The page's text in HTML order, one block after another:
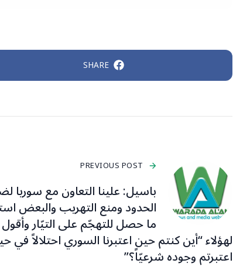
SHARE
PREVIOUS POST
باسيل: علينا التعاون مع سوريا
الحدود ومنع التهريب والبعض
ما حصل للتهجّم على التيّار وأقول
لهؤلاء “أين كنتم حين اعتبرنا السوري احتلالاً في
اعتبرتم وجوده شرعيّاً؟”